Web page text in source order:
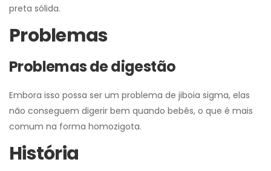
preta sólida.
Problemas
Problemas de digestão
Embora isso possa ser um problema de jiboia sigma, elas
não conseguem digerir bem quando bebês, o que é mais
comum na forma homozigota.
História